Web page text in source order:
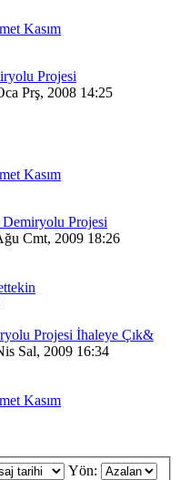
Kasım
Projesi
Prş, 2008 14:25
Kasım
Projesi
Cmt, 2009 18:26
Projesi İhaleye Çık&
Sal, 2009 16:34
Kasım
Yön: